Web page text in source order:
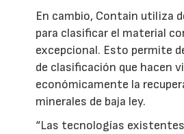
En cambio, Contain utiliza
para clasificar el material
excepcional. Esto permite
de clasificación que hacen
económicamente la
minerales de baja ley.
“Las tecnologías